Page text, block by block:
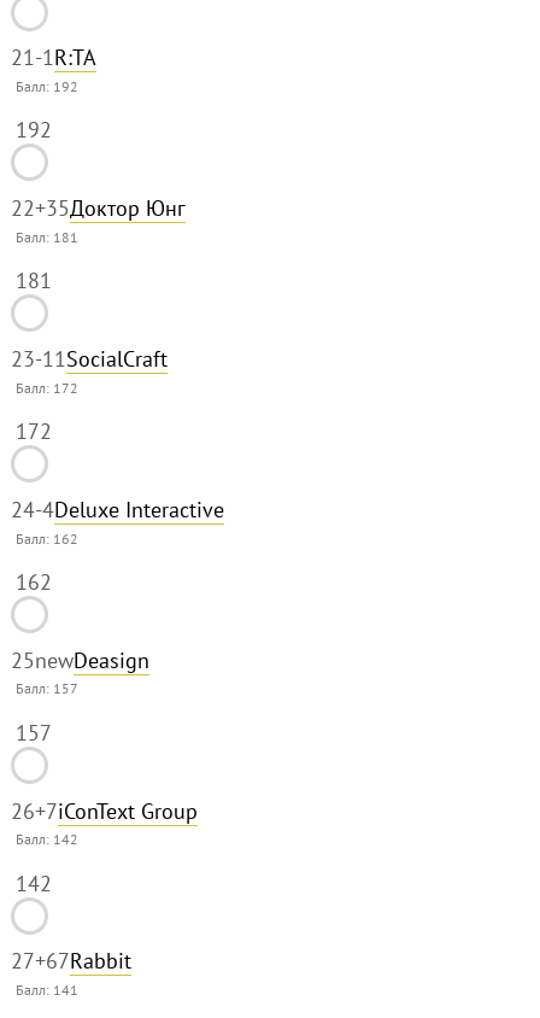
21-1R:TA
Балл: 192
192
22+35Доктор Юнг
Балл: 181
181
23-11SocialCraft
Балл: 172
172
24-4Deluxe Interactive
Балл: 162
162
25newDeasign
Балл: 157
157
26+7iConText Group
Балл: 142
142
27+67Rabbit
Балл: 141